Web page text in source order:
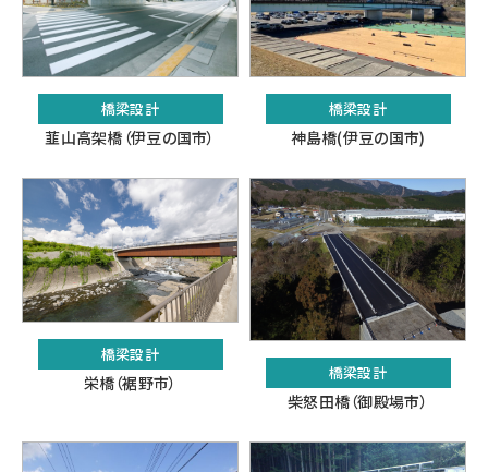
橋梁設計
韮山高架橋（伊豆の国市）
橋梁設計
神島橋(伊豆の国市)
橋梁設計
栄橋（裾野市）
橋梁設計
柴怒田橋（御殿場市）